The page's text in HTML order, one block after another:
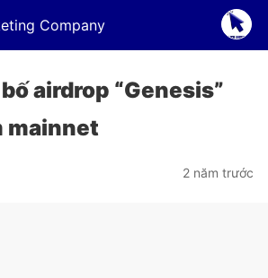
Company
airdrop “Genesis”
mainnet
2 năm trước